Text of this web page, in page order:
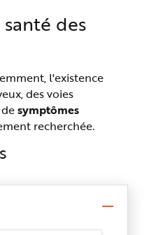
des
l'existence
des voies
symptômes
recherchée.